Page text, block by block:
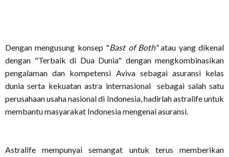
Dengan mengusung konsep "Bast of Both"atau yang dikenal
dengan "Terbaik di Dua Dunia" dengan mengkombinasikan
pengalaman dan kompetensi Aviva sebagai asuransi kelas
dunia serta kekuatan astra internasional sebagai salah satu
perusahaan usaha nasional di Indonesia, hadirlah astralife untuk
membantu masyarakat Indonesia mengenai asuransi.
Astralife
mempunyai semangat untuk terus memberikan